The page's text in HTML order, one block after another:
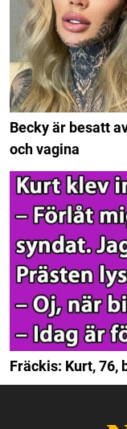
Becky är besatt
och vagina
Fräckis: Kurt, 76,